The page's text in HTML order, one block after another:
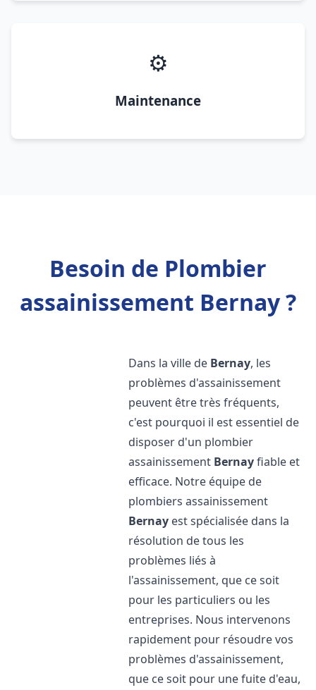
⚙️
Maintenance
Besoin de Plombier
assainissement Bernay ?
Dans la ville de Bernay, les
problèmes d'assainissement
peuvent être très fréquents,
c'est pourquoi il est essentiel de
disposer d'un plombier
assainissement Bernayfiable et
efficace. Notre équipe de
plombiers assainissement
Bernay est spécialisée dans la
résolution de tous les
problèmes liés à
l'assainissement, que ce soit
pour les particuliers ou les
entreprises. Nous intervenons
rapidement pour résoudre vos
problèmes d'assainissement,
que ce soit pour une fuite d'eau,